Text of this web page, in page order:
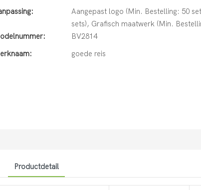
Aangepast logo (Min. Bestelling: 50
sets), Grafisch maatwerk (Min.
BV2814
goede reis
Productdetail